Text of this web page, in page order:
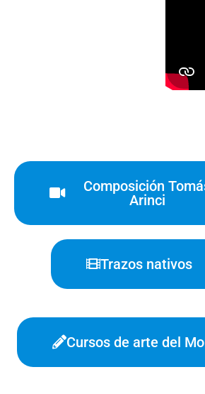
Composición
Arinci
Trazos nativos
Cursos de arte del